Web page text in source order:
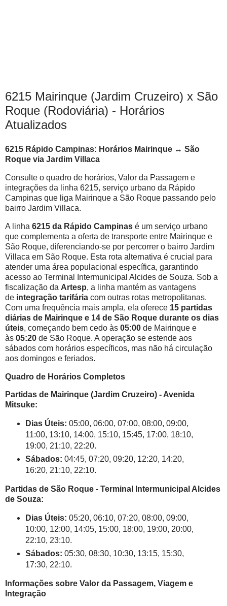
6215 Mairinque (Jardim Cruzeiro) x São
Roque (Rodoviária) - Horários
Atualizados
6215 Rápido Campinas: Horários Mairinque ↔ São
Roque via Jardim Villaca
Consulte o quadro de horários, Valor da Passagem e
integrações da linha 6215, serviço urbano da Rápido
Campinas que liga Mairinque a São Roque passando pelo
bairro Jardim Villaca.
A linha 6215 da Rápido Campinas é um serviço urbano
que complementa a oferta de transporte entre Mairinque e
São Roque, diferenciando-se por percorrer o bairro Jardim
Villaca em São Roque. Esta rota alternativa é crucial para
atender uma área populacional específica, garantindo
acesso ao Terminal Intermunicipal Alcides de Souza. Sob a
fiscalização da Artesp, a linha mantém as vantagens
de integração tarifária com outras rotas metropolitanas.
Com uma frequência mais ampla, ela oferece 15 partidas
diárias de Mairinque e 14 de São Roque durante os dias
úteis, começando bem cedo às 05:00 de Mairinque e
às 05:20 de São Roque. A operação se estende aos
sábados com horários específicos, mas não há circulação
aos domingos e feriados.
Quadro de Horários Completos
Partidas de Mairinque (Jardim Cruzeiro) - Avenida
Mitsuke:
Dias Úteis: 05:00, 06:00, 07:00, 08:00, 09:00,
11:00, 13:10, 14:00, 15:10, 15:45, 17:00, 18:10,
19:00, 21:10, 22:20.
Sábados: 04:45, 07:20, 09:20, 12:20, 14:20,
16:20, 21:10, 22:10.
Partidas de São Roque - Terminal Intermunicipal Alcides
de Souza:
Dias Úteis: 05:20, 06:10, 07:20, 08:00, 09:00,
10:00, 12:00, 14:05, 15:00, 18:00, 19:00, 20:00,
22:10, 23:10.
Sábados: 05:30, 08:30, 10:30, 13:15, 15:30,
17:30, 22:10.
Informações sobre Valor da Passagem, Viagem e
Integração